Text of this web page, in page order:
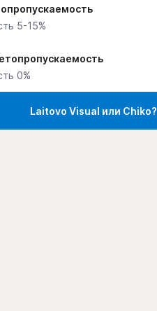
5-15%
0%
Laitovo Visual или Chiko?